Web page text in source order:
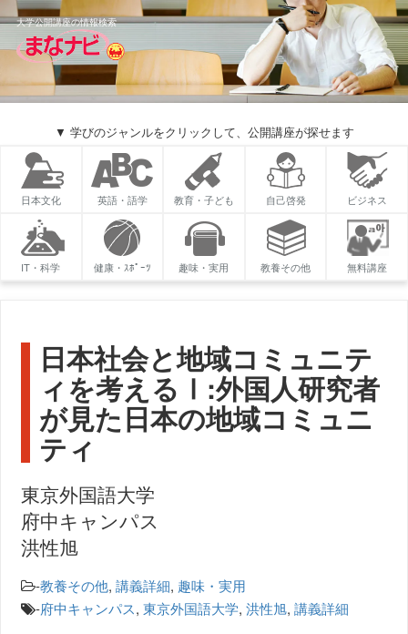
大学公開講座の情報検索
▼ 学びのジャンルをクリックして、公開講座が探せます
日本文化 英語・語学 教育・子ども 自己啓発 ビジネス
IT・科学 健康・ｽﾎﾟｰﾂ 趣味・実用 教養その他 無料講座
日本社会と地域コミュニテ
ィを考えるⅠ:外国人研究者
が見た日本の地域コミュニ
ティ
東京外国語大学
府中キャンパス
洪性旭
-教養その他,講義詳細, 趣味・実用
-府中キャンパス,東京外国語大学,洪性旭,講義詳細